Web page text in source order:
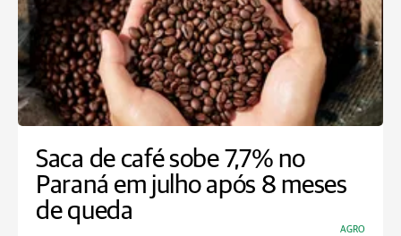
Saca de café sobe 7,7% no
Paraná em julho após 8 meses
de queda
AGRO